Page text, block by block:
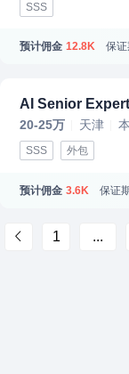
SSS
预计佣金 12.8K 保
AI Senior Expert
20-25万 天津
SSS 外包
预计佣金 3.6K 保证
1 ...